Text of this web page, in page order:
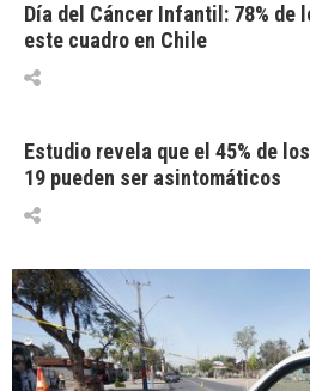
Día del Cáncer Infantil: 78% de
este cuadro en Chile
Estudio revela que el 45% de
19 pueden ser asintomáticos